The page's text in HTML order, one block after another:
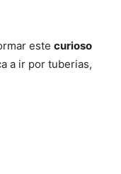
este curioso
a ir por tuberias,